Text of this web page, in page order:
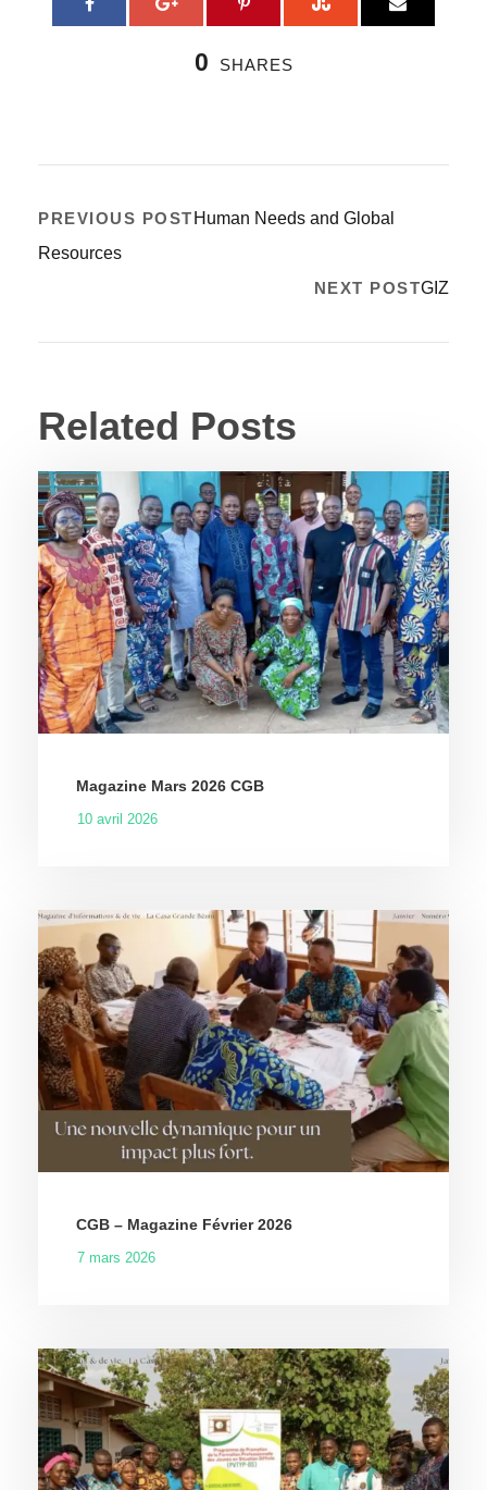
0 SHARES
PREVIOUS POST Human Needs and Global
Resources
NEXT POSTGIZ
Related Posts
Magazine Mars 2026 CGB
10 avril 2026
CGB – Magazine Février 2026
7 mars 2026